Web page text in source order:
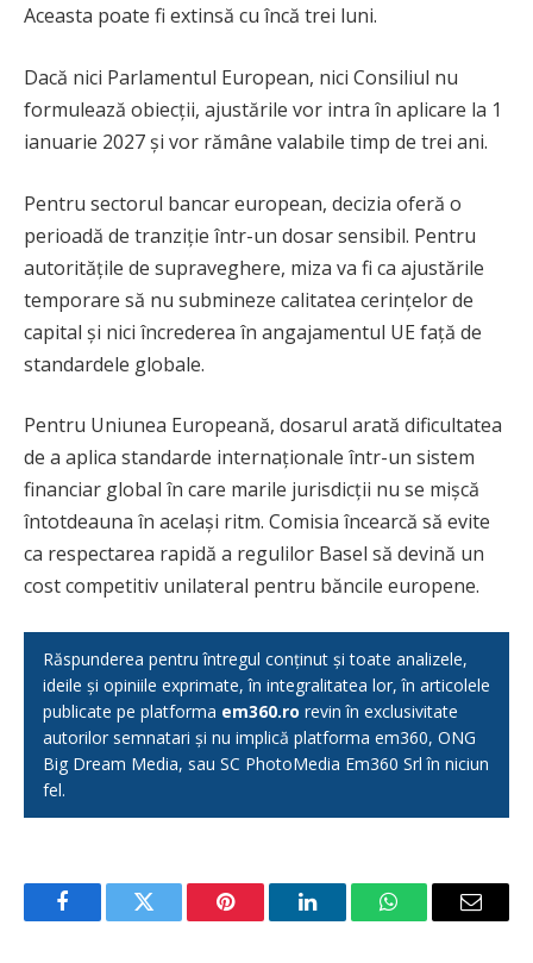
Aceasta poate fi extinsă cu încă trei luni.
Dacă nici Parlamentul European, nici Consiliul nu
formulează obiecții, ajustările vor intra în aplicare la 1
ianuarie 2027 și vor rămâne valabile timp de trei ani.
Pentru sectorul bancar european, decizia oferă o
perioadă de tranziție într-un dosar sensibil. Pentru
autoritățile de supraveghere, miza va fi ca ajustările
temporare să nu submineze calitatea cerințelor de
capital și nici încrederea în angajamentul UE față de
standardele globale.
Pentru Uniunea Europeană, dosarul arată dificultatea
de a aplica standarde internaționale într-un sistem
financiar global în care marile jurisdicții nu se mișcă
întotdeauna în același ritm. Comisia încearcă să evite
ca respectarea rapidă a regulilor Basel să devină un
cost competitiv unilateral pentru băncile europene.
Răspunderea pentru întregul conținut și toate analizele,
ideile și opiniile exprimate, în integralitatea lor, în articolele
publicate pe platforma em360.ro revin în exclusivitate
autorilor semnatari și nu implică platforma em360, ONG
Big Dream Media, sau SC PhotoMedia Em360 Srl în niciun
fel.
FacebookTwitter Pinterest LinkedInWhatsAppEmail